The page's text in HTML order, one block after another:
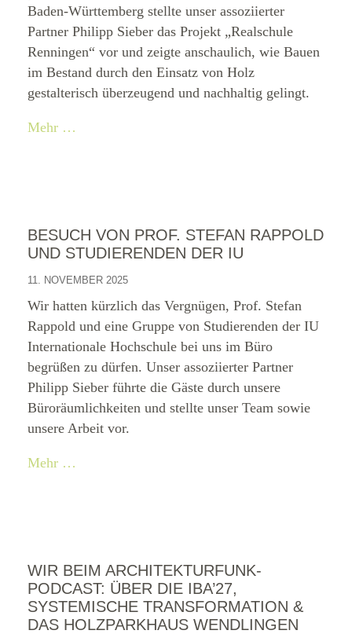
Baden-Württemberg stellte unser assoziierter
Partner Philipp Sieber das Projekt „Realschule
Renningen“ vor und zeigte anschaulich, wie Bauen
im Bestand durch den Einsatz von Holz
gestalterisch überzeugend und nachhaltig gelingt.
Mehr …
BESUCH VON PROF. STEFAN RAPPOLD
UND STUDIERENDEN DER IU
11. NOVEMBER 2025
Wir hatten kürzlich das Vergnügen, Prof. Stefan
Rappold und eine Gruppe von Studierenden der IU
Internationale Hochschule bei uns im Büro
begrüßen zu dürfen. Unser assoziierter Partner
Philipp Sieber führte die Gäste durch unsere
Büroräumlichkeiten und stellte unser Team sowie
unsere Arbeit vor.
Mehr …
WIR BEIM ARCHITEKTURFUNK-
PODCAST: ÜBER DIE IBA’27,
SYSTEMISCHE TRANSFORMATION &
DAS HOLZPARKHAUS WENDLINGEN